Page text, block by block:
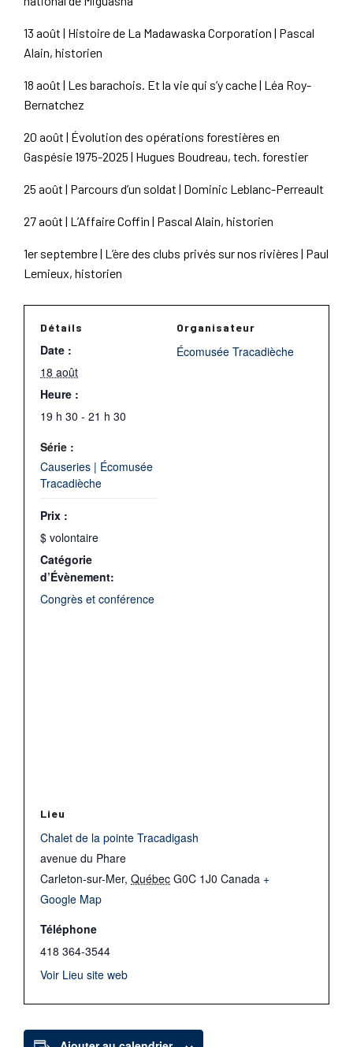
13 août | Histoire de La Madawaska Corporation | Pascal
Alain, historien
18 août | Les barachois. Et la vie qui s’y cache | Léa Roy-
Bernatchez
20 août | Évolution des opérations forestières en
Gaspésie 1975-2025 | Hugues Boudreau, tech. forestier
25 août | Parcours d’un soldat | Dominic Leblanc-Perreault
27 août | L’Affaire Coffin | Pascal Alain, historien
1er septembre | L’ère des clubs privés sur nos rivières | Paul
Lemieux, historien
Détails
Date :
18 août
Heure :
19 h 30 - 21 h 30
Série :
Causeries | Écomusée
Tracadièche
Prix :
$ volontaire
Catégorie
d’Évènement:
Congrès et conférence
Organisateur
Écomusée Tracadièche
Lieu
Chalet de la pointe Tracadigash
avenue du Phare
Carleton-sur-Mer, Québec G0C 1J0 Canada +
Google Map
Téléphone
418 364-3544
Voir Lieu site web